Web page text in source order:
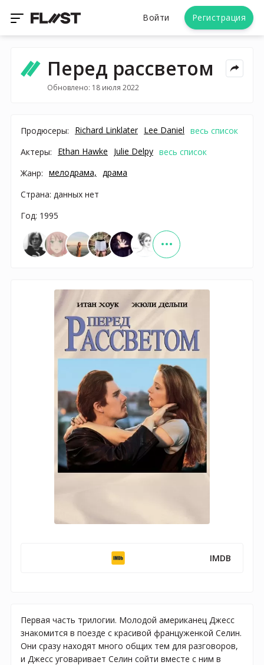
Войти Регистрация
Перед рассветом
Обновлено: 18 июля 2022
Продюсеры: Richard Linklater Lee Daniel весь список
Актеры:
Ethan Hawke Julie Delpy весь список
Жанр: мелодрама,
драма
Страна: данных нет
Год: 1995
IMDB
Первая часть трилогии. Молодой американец Джесс
знакомится в поезде с красивой француженкой Селин.
Они сразу находят много общих тем для разговоров,
и Джесс уговаривает Селин сойти вместе с ним в